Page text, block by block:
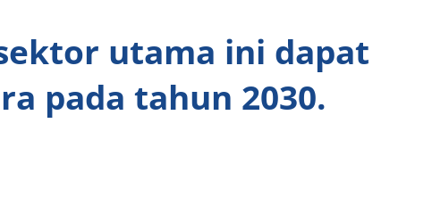
utama ini dapat
pada tahun 2030.